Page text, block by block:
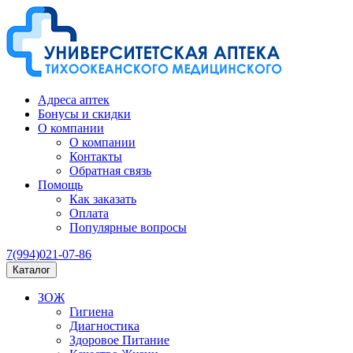
Адреса аптек
Бонусы и скидки
О компании
О компании
Контакты
Обратная связь
Помощь
Как заказать
Оплата
Популярные вопросы
7(994)021-07-86
Каталог
ЗОЖ
Гигиена
Диагностика
Здоровое Питание